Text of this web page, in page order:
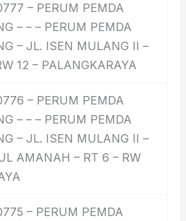
– PERUM PEMDA
– – – PERUM PEMDA
– JL. ISEN MULANG II –
12 – PALANGKARAYA
– PERUM PEMDA
– – – PERUM PEMDA
– JL. ISEN MULANG II –
AMANAH – RT 6 – RW
– PERUM PEMDA